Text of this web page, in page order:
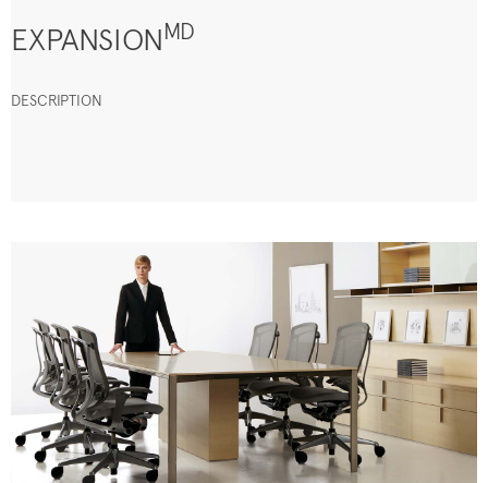
EXPANSIONMD
DESCRIPTION